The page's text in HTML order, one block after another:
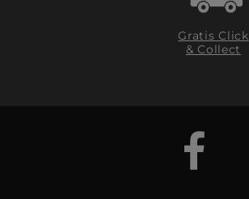
Gratis Click
& Collect